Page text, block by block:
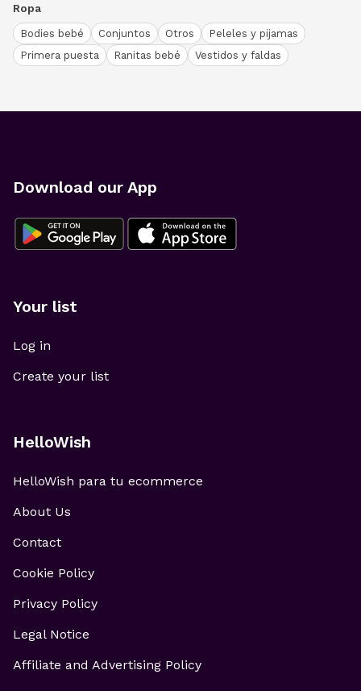
Ropa
Bodies bebé Conjuntos Otros
Peleles y pijamas
Primera puesta
Ranitas bebé Vestidos y faldas
Download our App
Your list
Log in
Create your list
HelloWish
HelloWish para tu ecommerce
About Us
Contact
Cookie Policy
Privacy Policy
Legal Notice
Affiliate and Advertising Policy